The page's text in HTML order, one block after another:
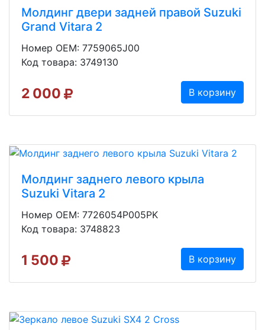
Молдинг двери задней правой Suzuki
Grand Vitara 2
Номер OEM: 7759065J00
Код товара: 3749130
2 000 В корзину
Молдинг заднего левого крыла
Suzuki Vitara 2
Номер OEM: 7726054P005PK
Код товара: 3748823
1 500 В корзину